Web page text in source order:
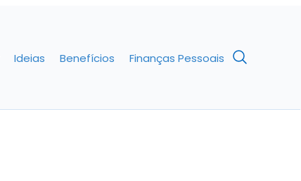
Ideias Benefícios Finanças Pessoais